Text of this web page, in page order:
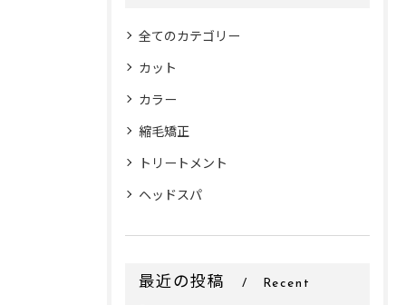
全てのカテゴリー
カット
カラー
縮毛矯正
トリートメント
ヘッドスパ
最近の投稿 Recent